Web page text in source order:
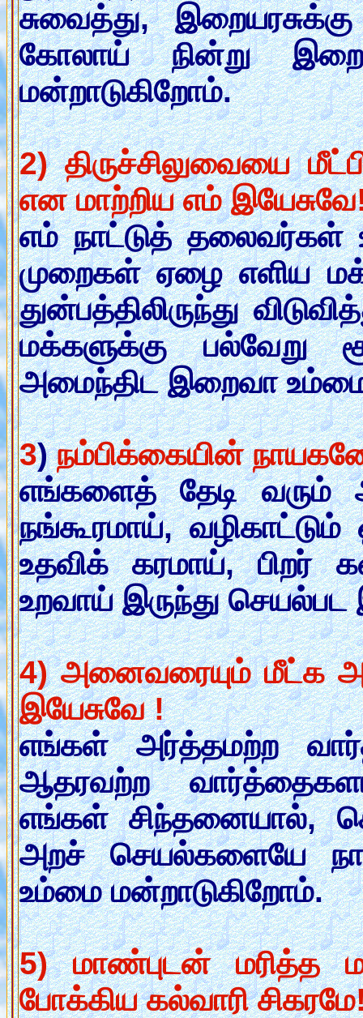
சுவைத்து,
கோலாய் நின்று
மன்றாடுகிறோம்.
2) திருச்சிலுவையை
என மாற்றிய எம்
எம் நாட்டுத் தலைவர்கள்
முறைகள் ஏழை எளிய
துன்பத்திலிருந்து
மக்களுக்கு பல்வேறு
அமைந்திட இறைவா
3)நம்பிக்கையின்
எங்களைத் தேடி வரும்
நங்கூரமாய்,
உதவிக் கரமாய், பிறர்
உறவாய் இருந்து
4) அனைவரையும் மீட்க
இயேசுவே !
எங்கள் அர்த்தமற்ற
ஆதரவற்ற
எங்கள் சிந்தனையால்,
அறச் செயல்களையே
உம்மை மன்றாடுகிறோம்.
5) மாண்புடன் மரித்த
போக்கிய கல்வாரி